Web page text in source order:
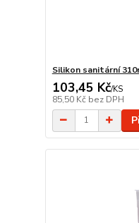
Silikon sanitární
103,45 Kč/KS
85,50 Kč bez DPH